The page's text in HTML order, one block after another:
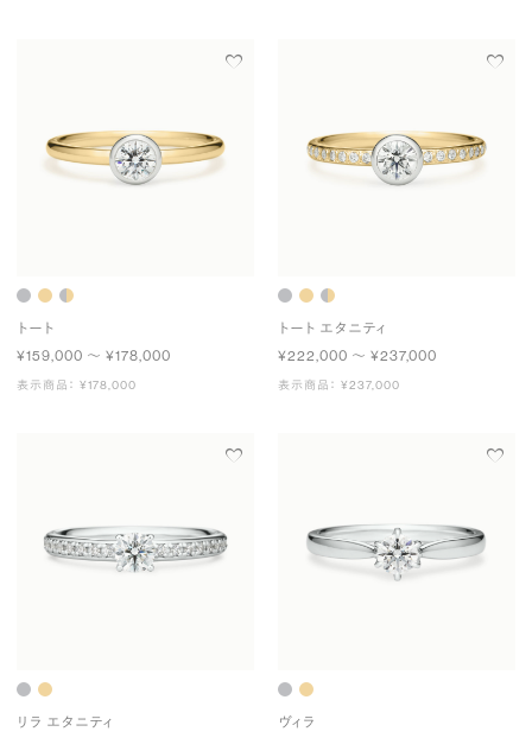
トート
¥159,000 〜 ¥178,000
表示商品： ¥178,000
トート エタニティ
¥222,000 〜 ¥237,000
表示商品： ¥237,000
リラ エタニティ ヴィラ